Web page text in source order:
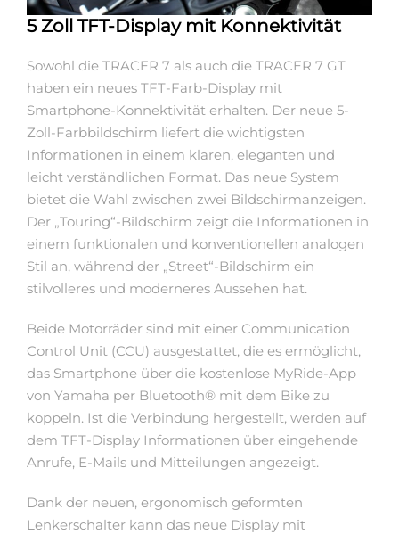
5 Zoll TFT-Display mit Konnektivität
Sowohl die TRACER 7 als auch die TRACER 7 GT
haben ein neues TFT-Farb-Display mit
Smartphone-Konnektivität erhalten. Der neue 5-
Zoll-Farbbildschirm liefert die wichtigsten
Informationen in einem klaren, eleganten und
leicht verständlichen Format. Das neue System
bietet die Wahl zwischen zwei Bildschirmanzeigen.
Der „Touring“-Bildschirm zeigt die Informationen in
einem funktionalen und konventionellen analogen
Stil an, während der „Street“-Bildschirm ein
stilvolleres und moderneres Aussehen hat.
Beide Motorräder sind mit einer Communication
Control Unit (CCU) ausgestattet, die es ermöglicht,
das Smartphone über die kostenlose MyRide-App
von Yamaha per Bluetooth® mit dem Bike zu
koppeln. Ist die Verbindung hergestellt, werden auf
dem TFT-Display Informationen über eingehende
Anrufe, E-Mails und Mitteilungen angezeigt.
Dank der neuen, ergonomisch geformten
Lenkerschalter kann das neue Display mit